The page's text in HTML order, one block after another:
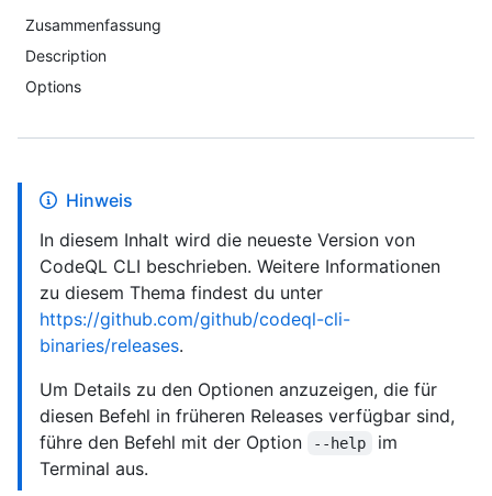
Zusammenfassung
Description
Options
Hinweis
In diesem Inhalt wird die neueste Version von
CodeQL CLI beschrieben. Weitere Informationen
zu diesem Thema findest du unter
https://github.com/github/codeql-cli-
binaries/releases.
Um Details zu den Optionen anzuzeigen, die für
diesen Befehl in früheren Releases verfügbar sind,
führe den Befehl mit der Option
--help
im
Terminal aus.